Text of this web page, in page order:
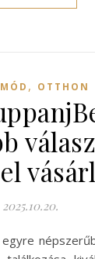
, OTTHON
2025.10.20.